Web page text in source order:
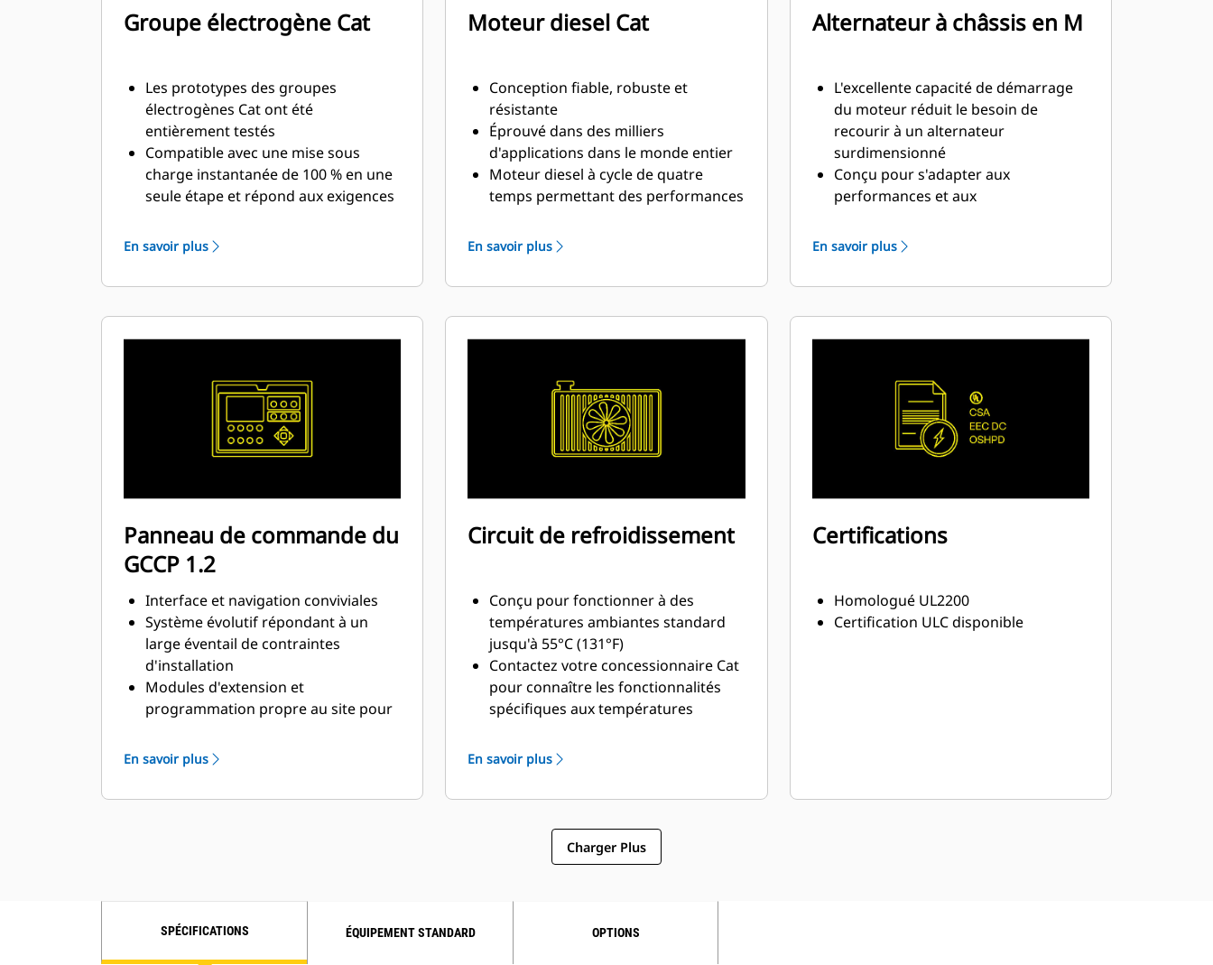
Groupe électrogène Cat
Les prototypes des groupes
électrogènes Cat ont été
entièrement testés
Compatible avec une mise sous
charge instantanée de 100 % en une
seule étape et répond aux exigences
Conformes aux exigences de la
norme ISO 8528-5 relatives au
régime continu et à la réponse
En savoir plus
Moteur diesel Cat
Conception fiable, robuste et
résistante
Éprouvé dans des milliers
d'applications dans le monde entier
Moteur diesel à cycle de quatre
temps permettant des performances
économies de carburant avec un
poids minimal
En savoir plus
Alternateur à châssis en M
L'excellente capacité de démarrage
du moteur réduit le besoin de
recourir à un alternateur
surdimensionné
Conçu pour s'adapter aux
performances et aux
moteurs diesel Cat
Isolation robuste de classe H
En savoir plus
Panneau de commande du
GCCP 1.2
Interface et navigation conviviales
Système évolutif répondant à un
large éventail de contraintes
d'installation
Modules d'extension et
programmation propre au site pour
des clients
En savoir plus
Circuit de refroidissement
Conçu pour fonctionner à des
températures ambiantes standard
jusqu'à 55°C (131°F)
Contactez votre concessionnaire Cat
pour connaître les fonctionnalités
spécifiques aux températures
En savoir plus
Certifications
Homologué UL2200
Certification ULC disponible
Charger Plus
SPÉCIFICATIONS ÉQUIPEMENT STANDARD OPTIONS